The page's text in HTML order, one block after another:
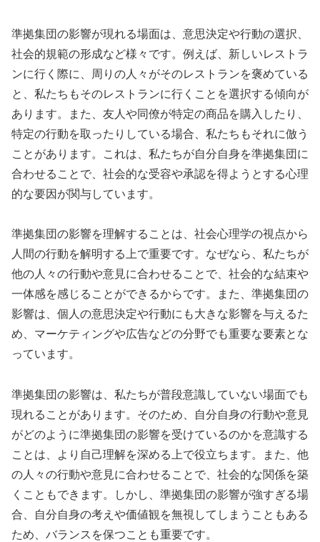
準拠集団の影響が現れる場面は、意思決定や行動の選択、
社会的規範の形成など様々です。例えば、新しいレストラ
ンに行く際に、周りの人々がそのレストランを褒めている
と、私たちもそのレストランに行くことを選択する傾向が
あります。また、友人や同僚が特定の商品を購入したり、
特定の行動を取ったりしている場合、私たちもそれに倣う
ことがあります。これは、私たちが自分自身を準拠集団に
合わせることで、社会的な受容や承認を得ようとする心理
的な要因が関与しています。
準拠集団の影響を理解することは、社会心理学の視点から
人間の行動を解明する上で重要です。なぜなら、私たちが
他の人々の行動や意見に合わせることで、社会的な結束や
一体感を感じることができるからです。また、準拠集団の
影響は、個人の意思決定や行動にも大きな影響を与えるた
め、マーケティングや広告などの分野でも重要な要素とな
っています。
準拠集団の影響は、私たちが普段意識していない場面でも
現れることがあります。そのため、自分自身の行動や意見
がどのように準拠集団の影響を受けているのかを意識する
ことは、より自己理解を深める上で役立ちます。また、他
の人々の行動や意見に合わせることで、社会的な関係を築
くこともできます。しかし、準拠集団の影響が強すぎる場
合、自分自身の考えや価値観を無視してしまうこともある
ため、バランスを保つことも重要です。